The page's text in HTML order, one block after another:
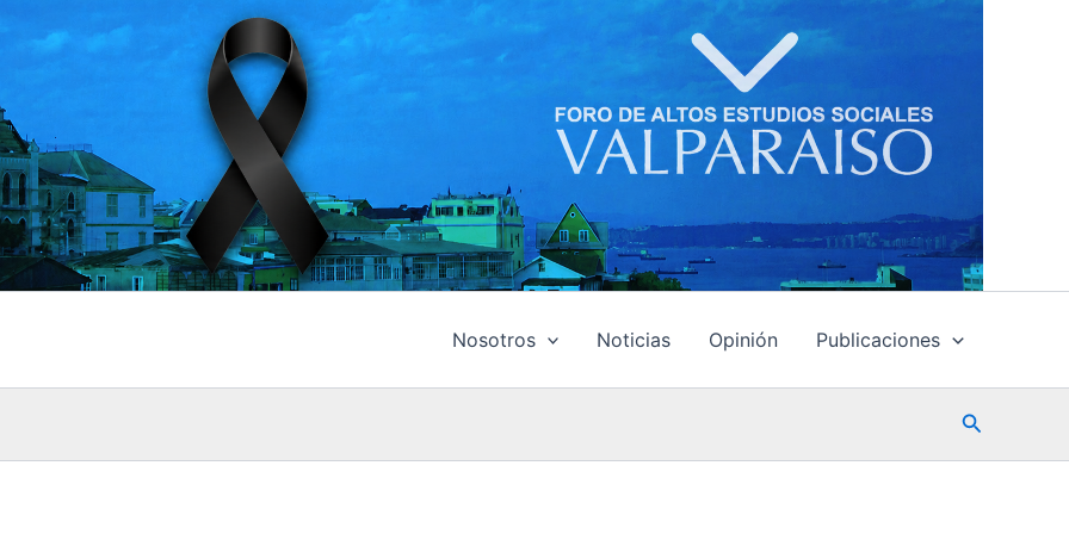
Nosotros Noticias Opinión Publicaciones
Buscar